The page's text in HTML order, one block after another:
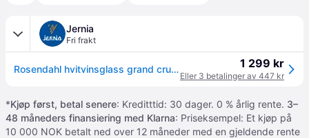
Jernia
Fri frakt
Rosendahl hvitvinsglass grand cru 32cl 12stk 1 299 kr
Eller 3 betalinger av 447 kr
*Kjøp først, betal senere: Kreditttid: 30 dager. 0 % årlig rente. 3–
48 måneders finansiering med Klarna: Priseksempel: Et kjøp på
10 000 NOK betalt ned over 12 måneder med en gjeldende rente